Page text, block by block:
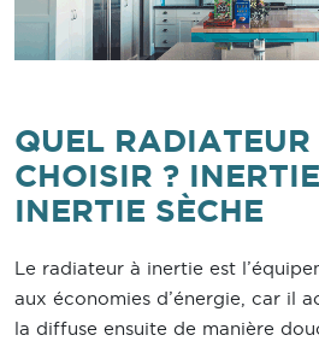
QUEL
CHOISIR ?
INERTIE SÈCHE
Le radiateur à inertie est
aux économies d’énergie, car il
la diffuse ensuite de manière